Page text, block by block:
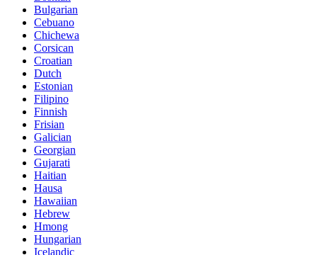
Bulgarian
Cebuano
Chichewa
Corsican
Croatian
Dutch
Estonian
Filipino
Finnish
Frisian
Galician
Georgian
Gujarati
Haitian
Hausa
Hawaiian
Hebrew
Hmong
Hungarian
Icelandic